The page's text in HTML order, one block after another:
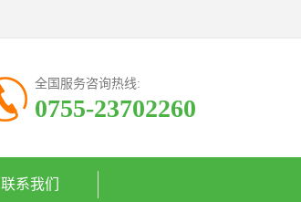
全国服务咨询热线:
0755-23702260
联系我们